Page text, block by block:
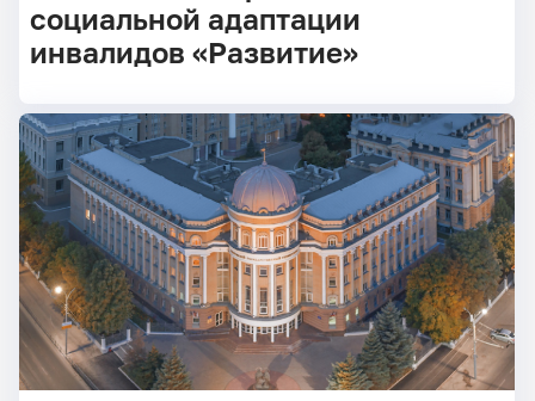
социальной адаптации
инвалидов «Развитие»